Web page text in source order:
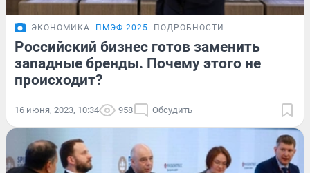
ЭКОНОМИКА ПМЭФ-2025 ПОДРОБНОСТИ
Российский бизнес готов заменить
западные бренды. Почему этого не
происходит?
16 июня, 2023, 10:34 958 Обсудить